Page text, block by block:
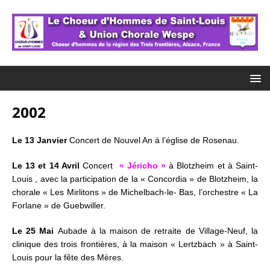
2002
Le 13 JanvierConcert de Nouvel An à l’église de Rosenau.
Le 13 et 14 Avril Concert « Jéricho »à Blotzheim et à Saint-
Louis , avec la participation de la « Concordia » de Blotzheim, la
chorale « Les Mirlitons » de Michelbach-le- Bas, l’orchestre « La
Forlane » de Guebwiller.
Le 25 Mai Aubade à la maison de retraite de Village-Neuf, la
clinique des trois frontières, à la maison « Lertzbach » à Saint-
Louis pour la fête des Mères.